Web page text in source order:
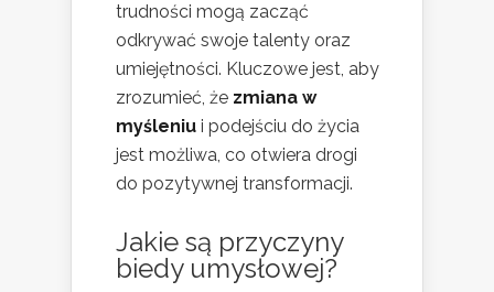
trudności mogą zacząć
odkrywać swoje talenty oraz
umiejętności. Kluczowe jest, aby
zrozumieć, że zmiana w
myśleniu i podejściu do życia
jest możliwa, co otwiera drogi
do pozytywnej transformacji.
Jakie są przyczyny
biedy umysłowej?